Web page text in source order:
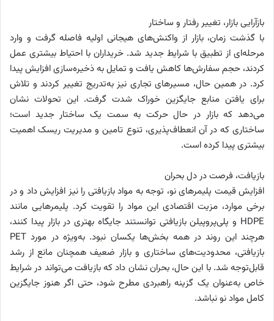
بازآرایی بازار، تغییر رفتار و ساختار
با گذشت زمان، بازار از واکنش‌های هیجانی اولیه فاصله گرفت و وارد
مرحله‌ای از تطبیق با شرایط جدید شد. خریداران با احتیاط بیشتری عمل
کردند، حجم سفارش‌ها کاهش یافت و تمایل به ذخیره‌سازی افزایش پیدا
کرد. در همین حال، مسیرهای تجاری نیز به‌تدریج تغییر کردند و تلاش
برای یافتن منابع جایگزین خوراک شدت گرفت. این تحولات نشان
می‌دهد که بازار در حال حرکت به سمت یک ساختار جدید است؛
ساختاری که در آن انعطاف‌پذیری، تنوع تامین و مدیریت ریسک اهمیت
بیشتری پیدا کرده است.
بازیافت، فرصت در دل بحران
افزایش قیمت پلیمرهای نو، توجه به مواد بازیافتی را نیز افزایش داد و در
برخی موارد، مزیت اقتصادی این مواد را تقویت کرد. پلیمرهایی مانند
HDPE و پلی‌پروپیلن بازیافتی توانستند جایگاه بهتری در بازار پیدا کنند،
هرچند این روند در همه بخش‌ها یکسان نبود. به‌ویژه در مورد PET
بازیافتی، محدودیت‌های ساختاری و بازار ضعیف همچنان مانع از رشد
قابل‌توجه شد. با این حال، بحران نشان داد که بازیافت می‌تواند در شرایط
خاص به‌عنوان یک گزینه راهبردی مطرح شود، حتی اگر هنوز جایگزین
کامل مواد نو نباشد.